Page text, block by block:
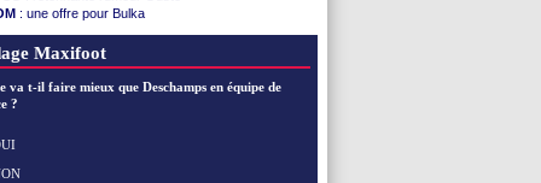
Amical: Toulouse s'incline lourdement
OM : Benatia et la "médiocrité" dans le club
: la 1ère journée à suivre en DIRECT !
PSG: le groupe pour le match face à Man Utd
OM
Monaco
: une offre pour Bulka
: une offre refusée pour Aguerd
Maxifoot
va t-il faire mieux que Deschamps en équipe de
?